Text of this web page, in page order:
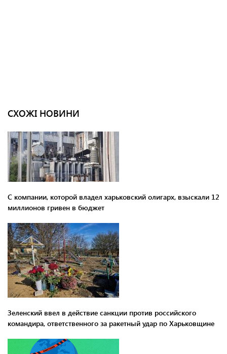
СХОЖІ НОВИНИ
С компании, которой владел харьковский олигарх, взыскали 12
миллионов гривен в бюджет
Зеленский ввел в действие санкции против российского
командира, ответственного за ракетный удар по Харьковщине